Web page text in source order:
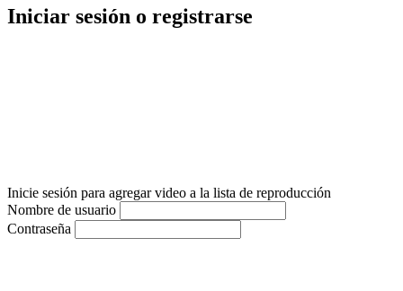
Iniciar sesión o registrarse
Inicie sesión para agregar video a la lista de reproducción
Nombre de usuario
Contraseña